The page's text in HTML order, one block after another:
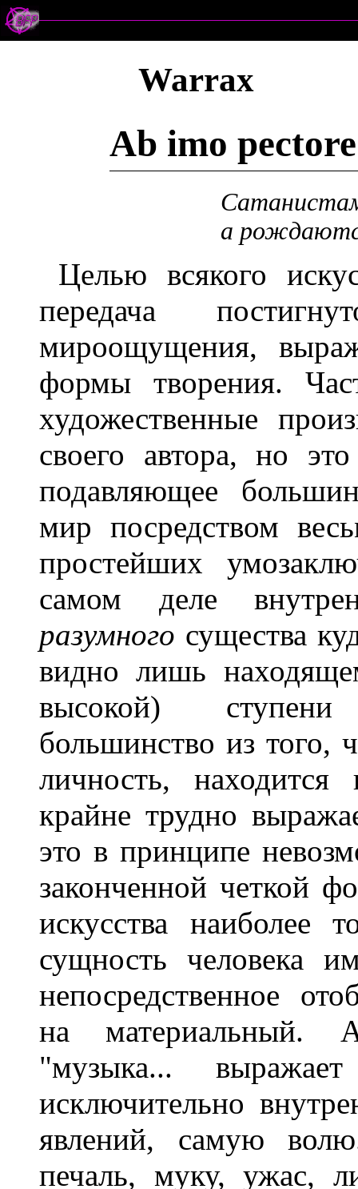
Warrax
Ab imo pectore
а
Целью всякого
передача
мироощущения,
формы творения.
художественные
своего автора, но
подавляющее
мир посредством
простейших
самом деле
разумного существа
видно лишь
высокой) ступени
большинство из того,
личность,
крайне трудно
это в принципе
законченной четкой
искусства наиболее
сущность человека
непосредственное
на материальный.
"музыка...
исключительно
явлений, самую
печаль, муку, ужас,